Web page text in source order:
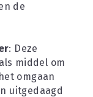
de
: Deze
middel om
omgaan
uitgedaagd